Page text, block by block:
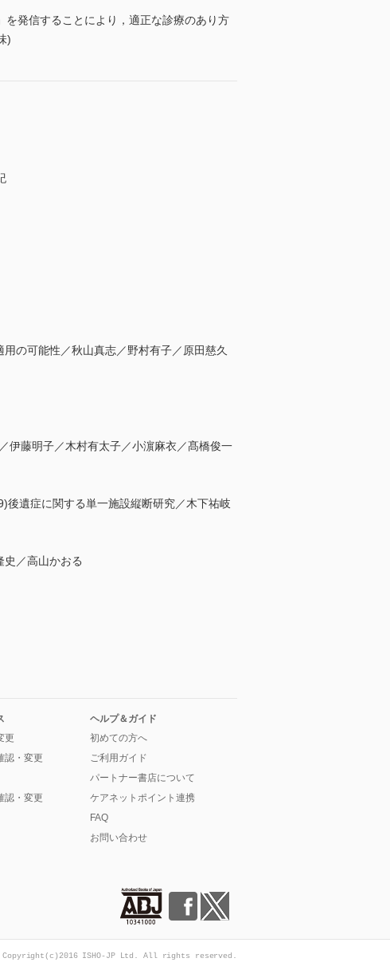
を発信することにより，適正な診療のあり方
)
の可能性／秋山真志／野村有子／原田慈久
藤明子／木村有太子／小濵麻衣／髙橋俊一
遺症に関する単一施設縦断研究／木下祐岐
／高山かおる
更
認・変更
認・変更
ヘルプ＆ガイド
初めての方へ
ご利用ガイド
パートナー書店について
ケアネットポイント連携
FAQ
お問い合わせ
Copyright(c)2016 ISHO-JP Ltd. All rights reserved.